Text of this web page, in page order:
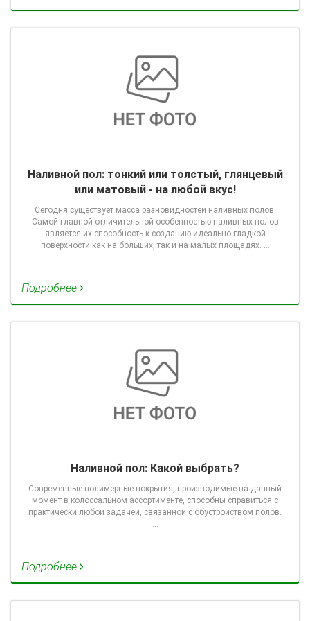
Наливной пол: тонкий или толстый, глянцевый
или матовый - на любой вкус!
Сегодня существует масса разновидностей наливных полов.
Самой главной отличительной особенностью наливных полов
является их способность к созданию идеально гладкой
поверхности как на больших, так и на малых площадях. …
Подробнее
Наливной пол: Какой выбрать?
Современные полимерные покрытия, производимые на данный
момент в колоссальном ассортименте, способны справиться с
практически любой задачей, связанной с обустройством полов.
…
Подробнее